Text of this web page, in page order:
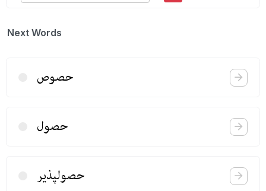
Next Words
حصوص
حصول
حصولپذیر